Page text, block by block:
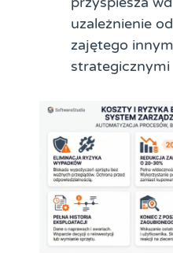
uzależnienie
zajętego
strategicznymi